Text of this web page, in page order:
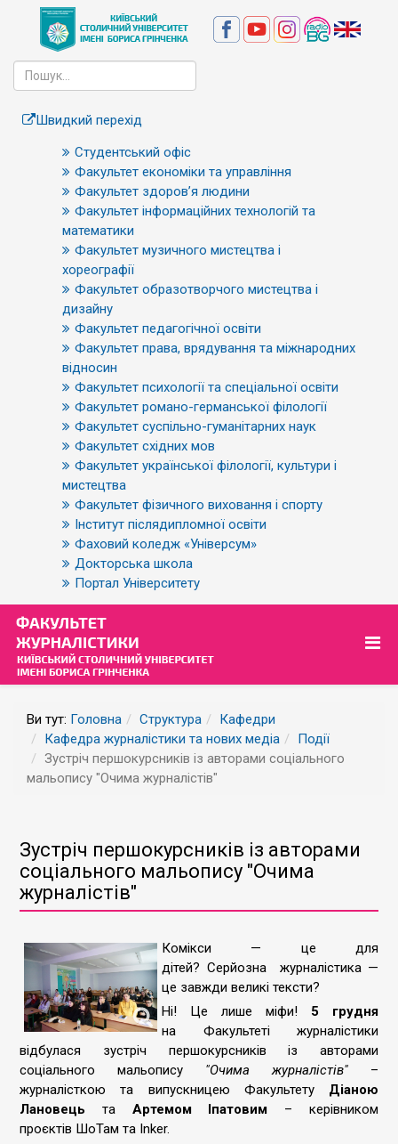
Швидкий перехід
Студентський офіс
Факультет економіки та управління
Факультет здоров’я людини
Факультет інформаційних технологій та
математики
Факультет музичного мистецтва і
хореографії
Факультет образотворчого мистецтва і
дизайну
Факультет педагогічної освіти
Факультет права, врядування та міжнародних
відносин
Факультет психології та спеціальної освіти
Факультет романо-германської філології
Факультет суспільно-гуманітарних наук
Факультет східних мов
Факультет української філології, культури і
мистецтва
Факультет фізичного виховання і спорту
Інститут післядипломної освіти
Фаховий коледж «Універсум»
Докторська школа
Портал Університету
Ви тут: Головна Структура
Кафедри
Кафедра журналістики та нових медіа
Події
Зустріч першокурсників із авторами соціального
мальопису "Очима журналістів"
Зустріч першокурсників із авторами
соціального мальопису "Очима
журналістів"
Комікси — це для
дітей? Серйозна
журналістика —
це завжди великі тексти?
Ні! Це лише міфи! 5 грудня
на Факультеті журналістики
відбулася зустріч першокурсників із авторами
соціального мальопису "Очима журналістів"
–
журналісткою та випускницею Факультету Діаною
Лановець
таАртемом Іпатовим – керівником
проєктів ШоТам та Inker.